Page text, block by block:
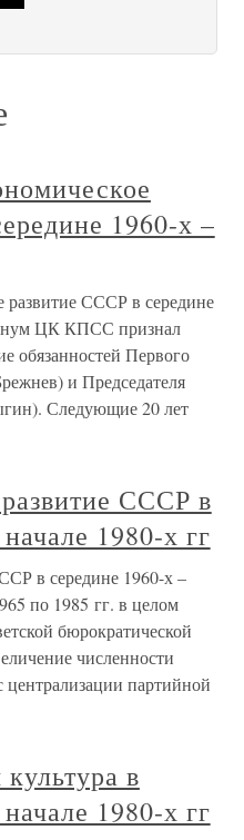
1960-х –
развитие СССР в середине
ЦК КПСС признал
обязанностей Первого
и Председателя
Следующие 20 лет
СССР в
1980-х гг
в середине 1960-х –
по 1985 гг. в целом
бюрократической
численности
централизации партийной
в
1980-х гг